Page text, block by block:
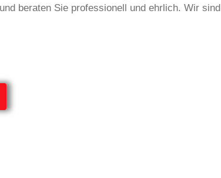
beraten Sie professionell und ehrlich. Wir sind